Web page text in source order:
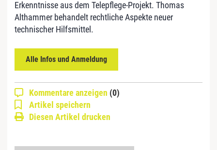
Erkenntnisse aus dem Telepflege-Projekt. Thomas
Althammer behandelt rechtliche Aspekte neuer
technischer Hilfsmittel.
Alle Infos und Anmeldung
Kommentare anzeigen (0)
Artikel speichern
Diesen Artikel drucken